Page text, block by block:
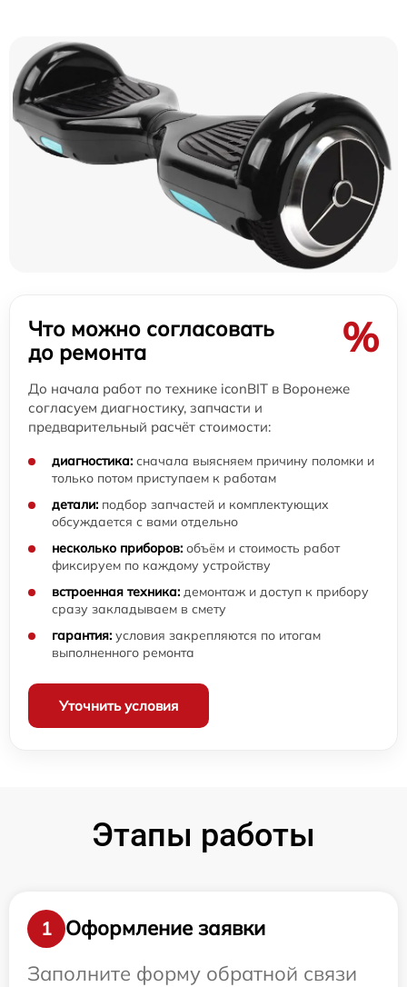
Что можно согласовать
до ремонта
%
До начала работ по технике iconBIT в Воронеже
согласуем диагностику, запчасти и
предварительный расчёт стоимости:
диагностика: сначала выясняем причину поломки и
только потом приступаем к работам
детали: подбор запчастей и комплектующих
обсуждается с вами отдельно
несколько приборов: объём и стоимость работ
фиксируем по каждому устройству
встроенная техника: демонтаж и доступ к прибору
сразу закладываем в смету
гарантия: условия закрепляются по итогам
выполненного ремонта
Уточнить условия
Этапы работы
1
Оформление заявки
Заполните форму обратной связи